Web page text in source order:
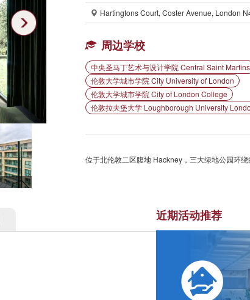
Hartingtons Court, Coster Avenue, London
周边学校
中央圣马丁艺术与设计学院 Central Saint Martins
伦敦大学城市学院 City University of London
伦敦大学城市学院 City of London College
伦敦拉夫堡大学 Loughborough University
位于北伦敦二区腹地 Hackney，三大绿地公园环绕
近期活动推荐